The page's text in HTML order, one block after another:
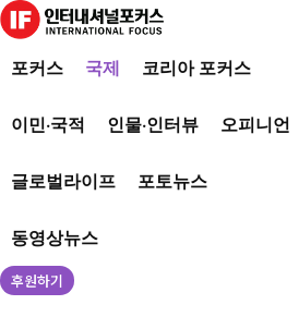
포커스 국제 코리아 포커스
이민·국적 인물·인터뷰 오피니언
글로벌라이프 포토뉴스
동영상뉴스
후원하기